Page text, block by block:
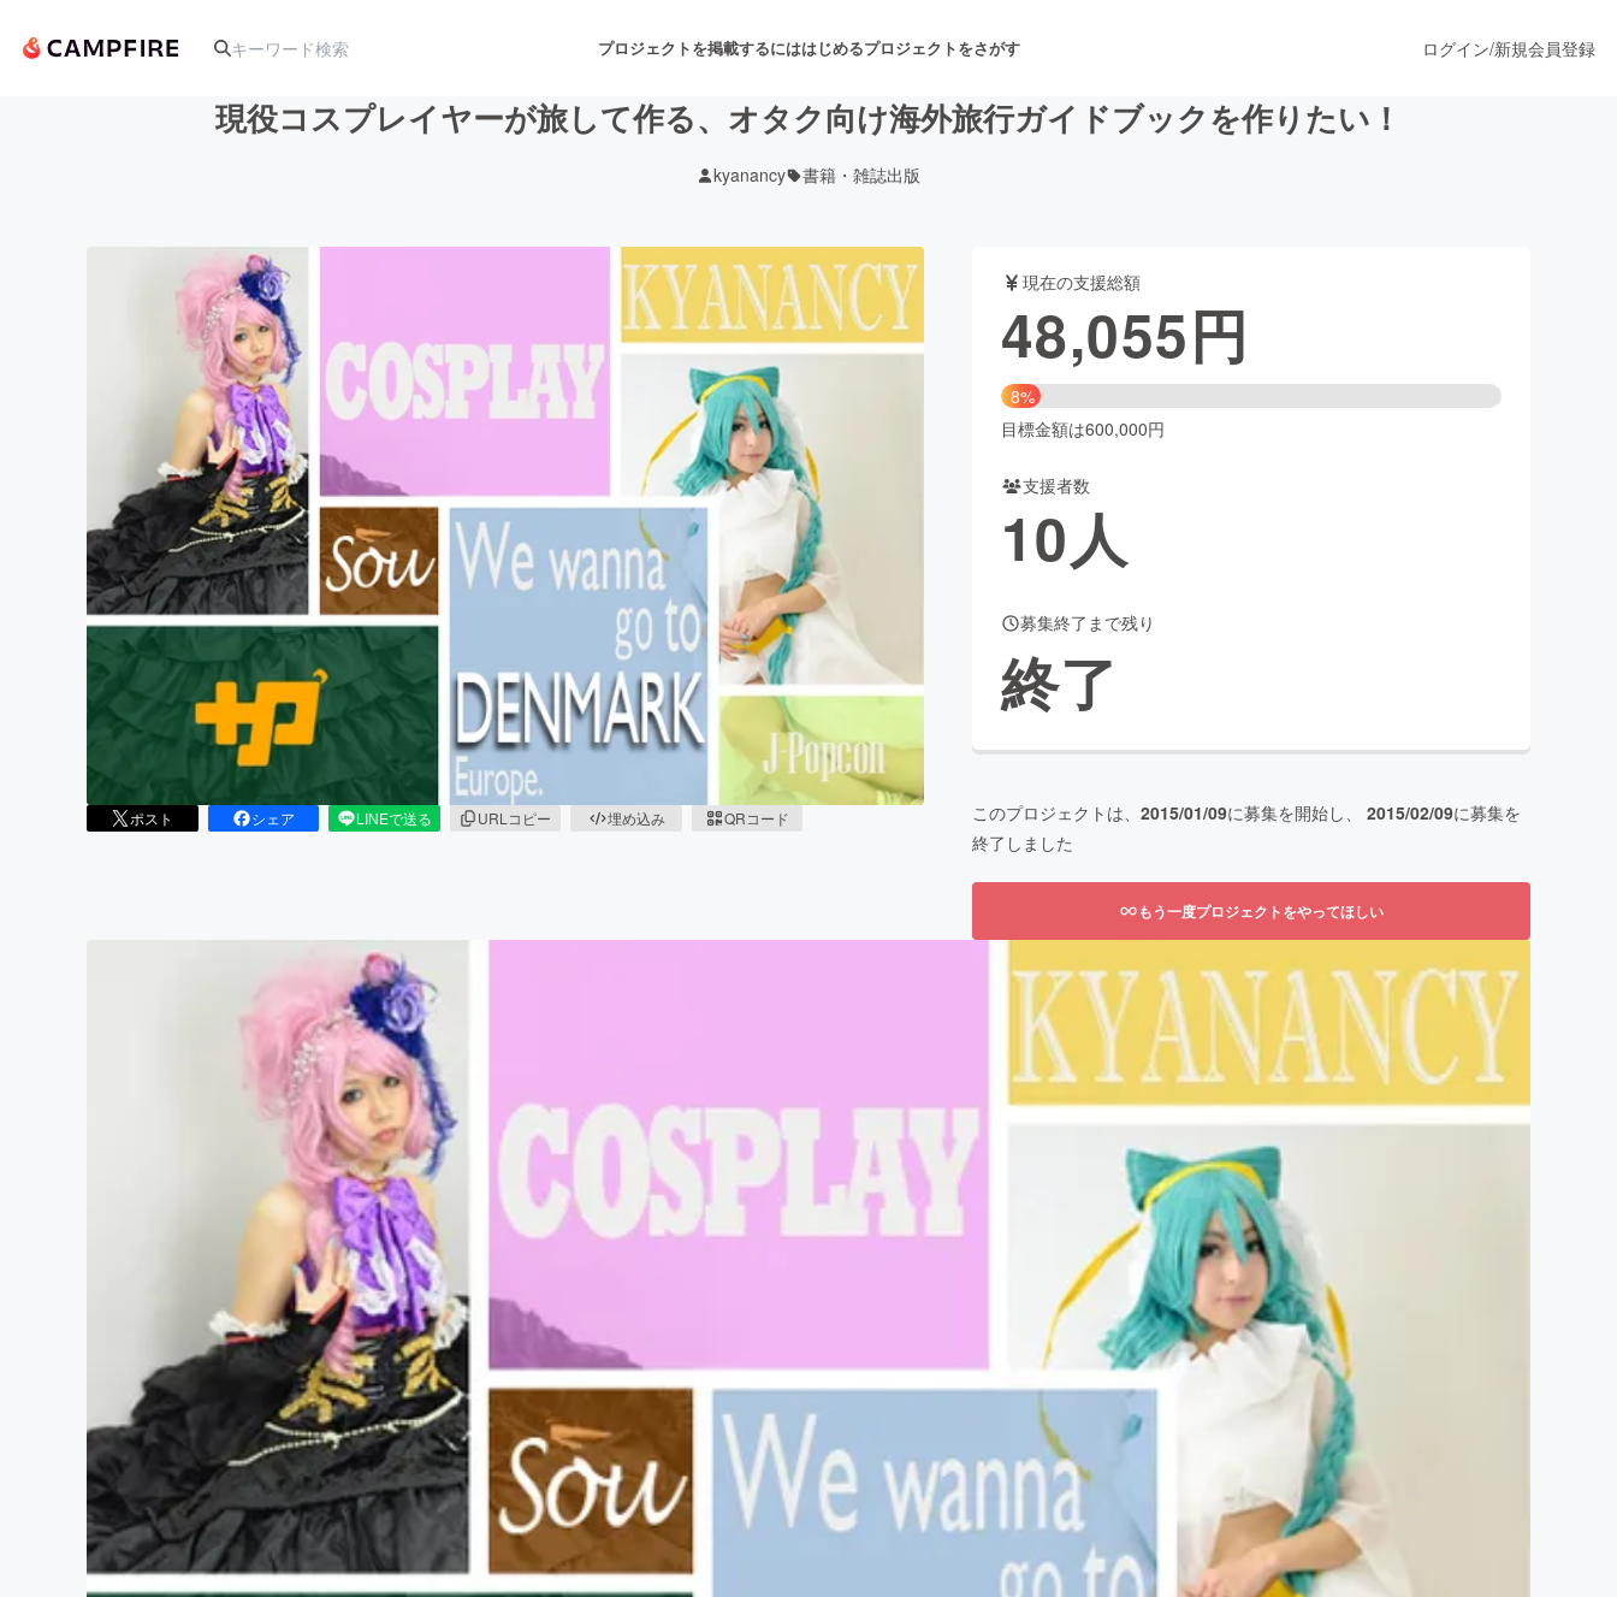
プロジェクトを掲載するにははじめるプロジェクトをさがす
アート・写真 舞台・パフォーマンス
テクノロジー・ガジェット ゲーム・サービス開発 フード・飲食店 ファッション
映像・映画 書籍・雑誌出版
ビジネス・起業 チャレンジ ビューティー・ヘルスケア
まちづくり・地域活性化
CAMPFIRE for Social Good
CAMPFIREふるさと納税
machi-yaコミュニティ
ログイン/新規会員登録
現役コスプレイヤーが旅して作る、オタク向け海外旅行ガイドブックを作りたい！
kyanancy 書籍・雑誌出版
ポスト シェア LINEで送る URLコピー 埋め込み QRコード
現在の支援総額
48,055円
8%
目標金額は600,000円
支援者数
10人
募集終了まで残り
終了
このプロジェクトは、 2015/01/09に募集を開始し、 2015/02/09に募集を
終了しました
もう一度プロジェクトをやってほしい